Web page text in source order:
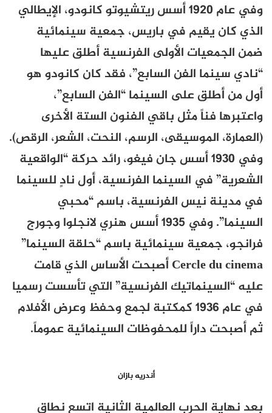
وفي عام 1920 أسس ريتشيوتو كانودو، الإيطالي
الذي كان يقيم في باريس، جمعية سينمائية
ضمن الجمعيات الأولى الفرنسية أطلق عليها
“نادي سينما الفن السابع”، فقد كان كانودو هو
أول من أطلق على السينما “الفن السابع”،
واعتبرها فناً مثل باقي الفنون الستة الأخرى
(العمارة، الموسيقى، الرسم، النحت، الشعر، الرقص).
وفي 1930 أسس جان فيغو، رائد حركة “الواقعية
الشعرية” في السينما الفرنسية، أول نادٍ للسينما
في مدينة نيس الفرنسية، باسم “محبي
السينما”. وفي 1935 أسس هنري لانجلوا وجورج
فرانجو، جمعية سينمائية باسم “حلقة السينما”
Cercle du cinemaأصبحت الأساس الذي قامت
عليه “السينماتيك الفرنسية” التي تأسست رسميا
في عام 1936 كمكتبة لجمع وحفظ وعرض الأفلام
ثم أصبحت داراً للمحفوظات السينمائية عموماً.
أندريه بازان
بعد نهاية الحرب العالمية الثانية اتسع نطاق